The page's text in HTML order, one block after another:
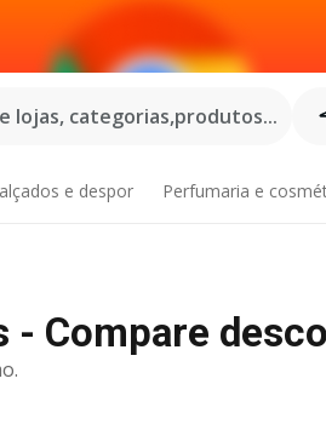
lojas, categorias,produtos...
e despor Perfumaria e
Compare